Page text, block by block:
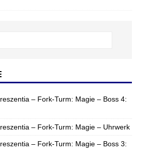
– Fork-Turm: Magie – Boss 4:
– Fork-Turm: Magie – Uhrwerk
– Fork-Turm: Magie – Boss 3: